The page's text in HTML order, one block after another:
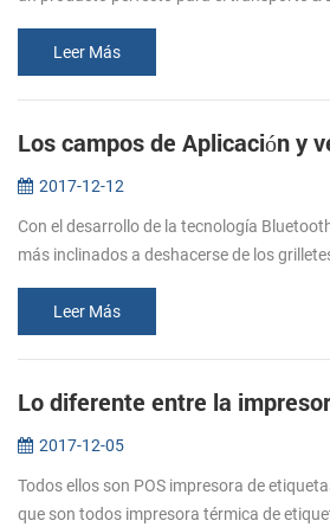
internacionales relativa...
Leer Más
2017-12-12
Con el desarrollo de la tecnología
más inclinados a deshacerse de los
volumen,...
Leer Más
2017-12-05
Todos ellos son POS impresora de
que son todos impresora térmica de